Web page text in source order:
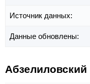
Источник данных:
Данные обновлены:
Абзелиловский